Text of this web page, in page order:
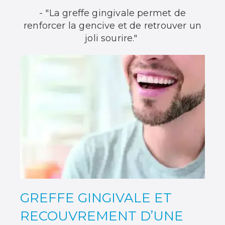
- "La greffe gingivale permet de
renforcer la gencive et de retrouver un
joli sourire."
GREFFE GINGIVALE ET
RECOUVREMENT D’UNE